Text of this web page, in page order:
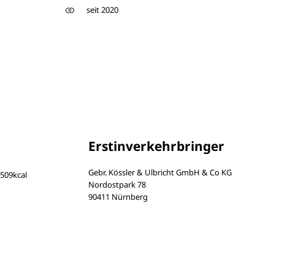
seit 2020
Erstinverkehrbringer
Gebr. Kössler & Ulbricht GmbH & Co KG
Nordostpark 78
90411 Nürnberg